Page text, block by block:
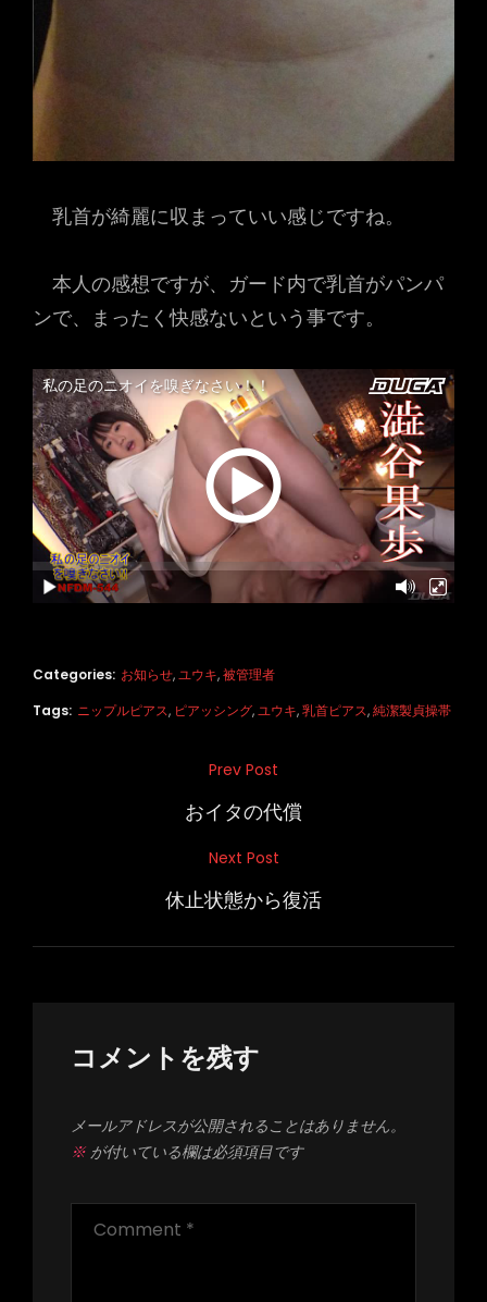
乳首が綺麗に収まっていい感じですね。
本人の感想ですが、ガード内で乳首がパンパ
ンで、まったく快感ないという事です。
Categories: お知らせ,ユウキ,被管理者
Tags: ニップルピアス, ピアッシング,ユウキ,乳首ピアス,純潔製貞操帯
ー
Prev Post
おイタの代償
Next Post
休止状態から復活
コメントを残す
メールアドレスが公開されることはありません。
※が付いている欄は必須項目です